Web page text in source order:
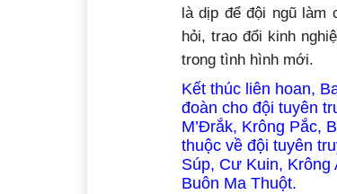
là dịp để đội ngũ
hỏi, trao đổi kinh
trong tình hình mới.
Kết thúc liên hoan,
đoàn cho đội tuyên
M’Đrắk, Krông Pắc,
thuộc về đội tuyên
Súp, Cư Kuin,
Buôn Ma Thuột.